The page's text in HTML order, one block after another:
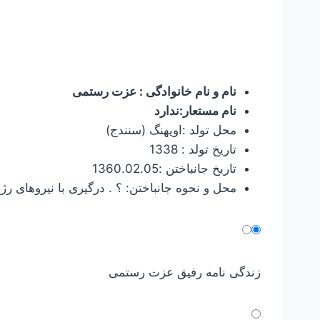
نام و نام خانوادگی : عزت رستمی
نام مستعار:ندارد
محل تولد :اویهنگ (سنندج)
تاریخ تولد : 1338
تاریخ جانباختن :1360.02.05
محل و نحوه جانباختن: ؟ . درگیری با نیروهای
زندگی نامه رفیق عزت رستمی